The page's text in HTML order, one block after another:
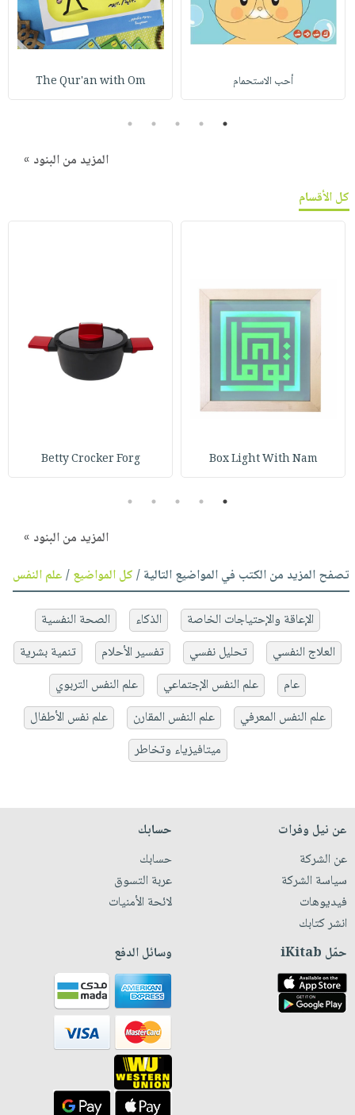
أحب الاستحمام The Qur'an with Om
1
2
3
4
5
المزيد من البنود »
كل الأقسام
Box Light With Nam
Betty Crocker Forg
1
2
3
4
5
المزيد من البنود »
تصفح المزيد من الكتب في المواضيع التالية /كل المواضيع/علم النفس
الإعاقة والإحتياجات الخاصة الذكاء
الصحة النفسية
العلاج النفسي
تحليل نفسي تفسير الأحلام
تنمية بشرية
عام
علم النفس الإجتماعي
علم النفس التربوي
علم النفس المعرفي
علم النفس المقارن
علم نفس الأطفال
ميتافيزياء وتخاطر
عن نيل وفرات
عن الشركة
سياسة الشركة
فيديوهات
انشر كتابك
حسابك
حسابك
عربة التسوق
لائحة الأمنيات
حمّل iKitab وسائل الدفع